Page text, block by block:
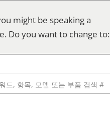
might be speaking a
Do you want to change to: